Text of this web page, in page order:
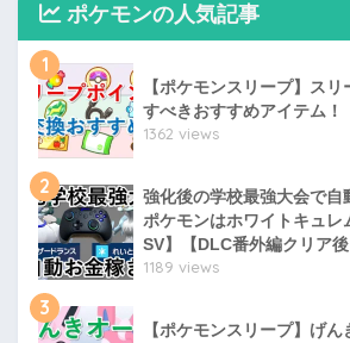
ポケモンの人気記事
1
【ポケモンスリープ】ス
すべきおすすめアイテム！
1362 views
2
強化後の学校最強大会で自
ポケモンはホワイトキュレ
SV】【DLC番外編クリア後
1189 views
3
【ポケモンスリープ】げ